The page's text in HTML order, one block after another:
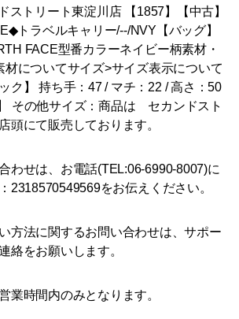
ストリート東淀川店 【1857】【中古】
トラベルキャリー/--/NVY【バッグ】
FACE型番カラーネイビー柄素材・
材についてサイズ>サイズ表示について
ク】 持ち手：47 / マチ：22 / 高さ：50
その他サイズ：商品は セカンドスト
頭にて販売しております。
わせは、お電話(TEL:06-6990-8007)に
2318570549569をお伝えください。
方法に関するお問い合わせは、サポー
絡をお願いします。
業時間内のみとなります。